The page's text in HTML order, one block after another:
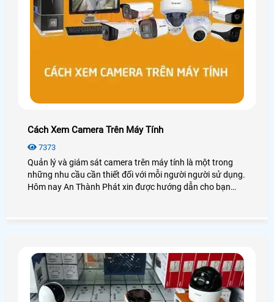
Cách Xem Camera Trên Máy Tính
7373
Quản lý và giám sát camera trên máy tính là một trong
những nhu cầu cần thiết đối với mỗi người người sử dụng.
Hôm nay An Thành Phát xin được hướng dẫn cho bạn